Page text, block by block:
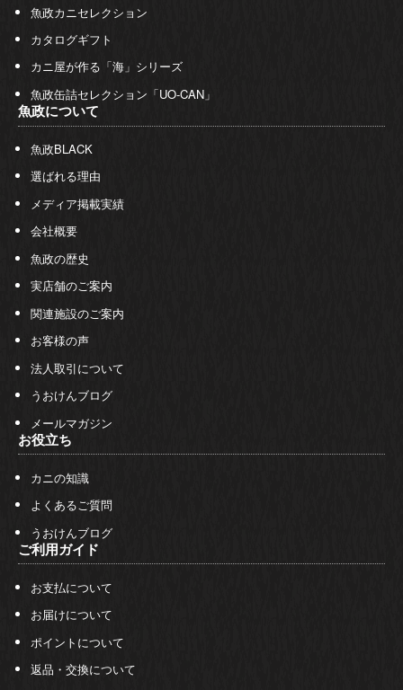
魚政カニセレクション
カタログギフト
カニ屋が作る「海」シリーズ
魚政缶詰セレクション「UO-CAN」
魚政について
魚政BLACK
選ばれる理由
メディア掲載実績
会社概要
魚政の歴史
実店舗のご案内
関連施設のご案内
お客様の声
法人取引について
うおけんブログ
メールマガジン
お役立ち
カニの知識
よくあるご質問
うおけんブログ
ご利用ガイド
お支払について
お届けについて
ポイントについて
返品・交換について